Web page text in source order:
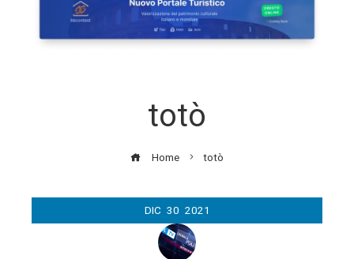
totò
Home totò
DIC 30 2021